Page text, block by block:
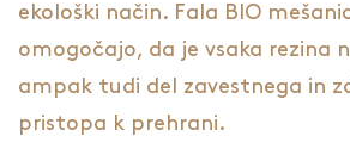
ekološki način. Fala BIO
omogočajo, da je vsaka rezina
ampak tudi del zavestnega in
pristopa k prehrani.